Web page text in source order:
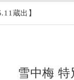
蔵出】
雪中梅 特